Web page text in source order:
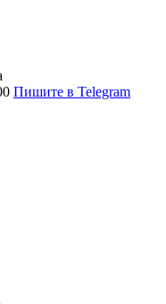
Пишите в Telegram